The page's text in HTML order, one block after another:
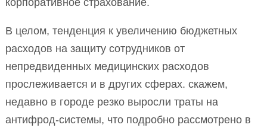
корпоративное страхование.
В целом, тенденция к увеличению бюджетных
расходов на защиту сотрудников от
непредвиденных медицинских расходов
прослеживается и в других сферах. скажем,
недавно в городе резко выросли траты на
антифрод-системы, что подробно рассмотрено в